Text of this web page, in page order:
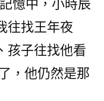
憶中，小時辰
往找王年夜
孩子往找他看
，他仍然是那